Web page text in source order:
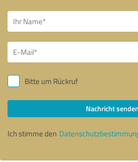
Bitte um Rückruf
Nachricht senden
Ich stimme den